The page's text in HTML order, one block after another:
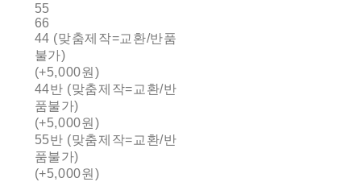
55
66
44 (맞춤제작=교환/반품
불가)
(+5,000원)
44반 (맞춤제작=교환/반
품불가)
(+5,000원)
55반 (맞춤제작=교환/반
품불가)
(+5,000원)